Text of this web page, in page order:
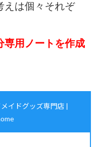
えは個々それぞ
専用ノートを作成
イドグッズ専門店 |